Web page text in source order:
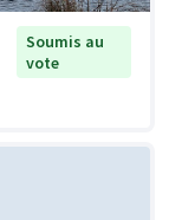
Soumis au
vote